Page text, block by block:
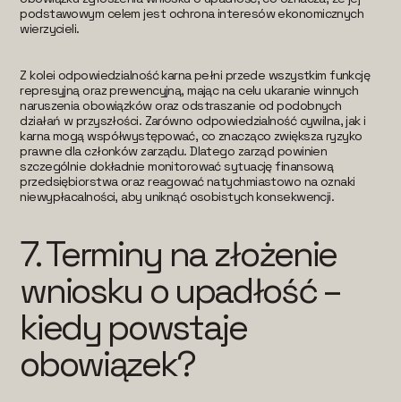
podstawowym celem jest ochrona interesów ekonomicznych
wierzycieli.
Z kolei odpowiedzialność karna pełni przede wszystkim funkcję
represyjną oraz prewencyjną, mając na celu ukaranie winnych
naruszenia obowiązków oraz odstraszanie od podobnych
działań w przyszłości. Zarówno odpowiedzialność cywilna, jak i
karna mogą współwystępować, co znacząco zwiększa ryzyko
prawne dla członków zarządu. Dlatego zarząd powinien
szczególnie dokładnie monitorować sytuację finansową
przedsiębiorstwa oraz reagować natychmiastowo na oznaki
niewypłacalności, aby uniknąć osobistych konsekwencji.
7.Terminy na złożenie
wniosku o upadłość –
kiedy powstaje
obowiązek?